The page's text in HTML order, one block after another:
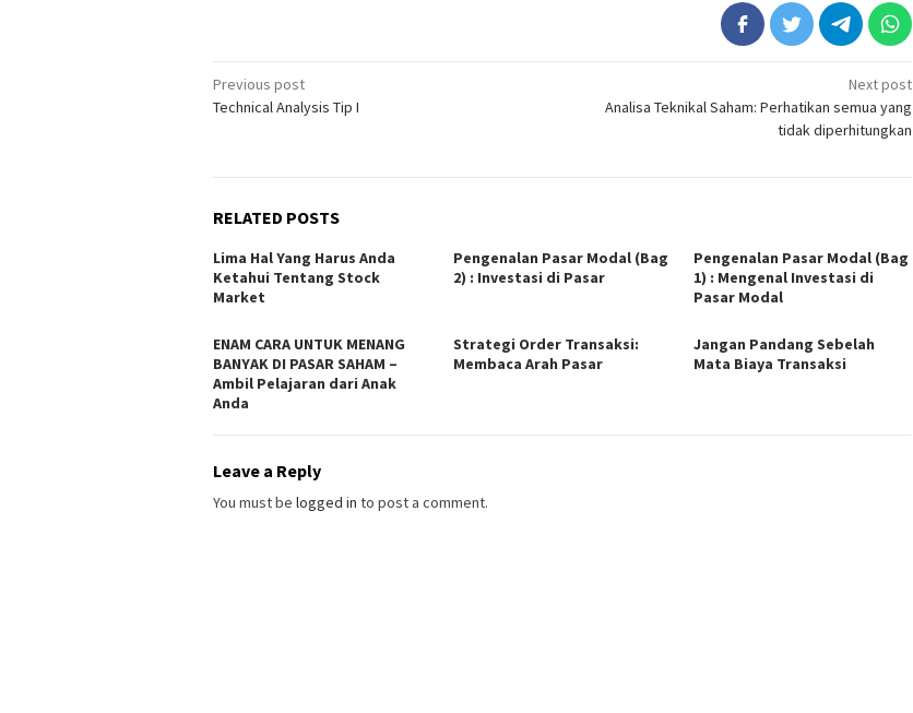
Post
navigation
Previous post
Technical Analysis Tip I
Next post
Analisa Teknikal Saham: Perhatikan semua yang
tidak diperhitungkan
RELATED POSTS
Lima Hal Yang Harus Anda
Ketahui Tentang Stock
Market
Pengenalan Pasar Modal (Bag
2) : Investasi di Pasar
Pengenalan Pasar Modal (Bag
1) : Mengenal Investasi di
Pasar Modal
ENAM CARA UNTUK MENANG
BANYAK DI PASAR SAHAM –
Ambil Pelajaran dari Anak
Anda
Strategi Order Transaksi:
Membaca Arah Pasar
Jangan Pandang Sebelah
Mata Biaya Transaksi
Leave a Reply
You must be logged in to post a comment.